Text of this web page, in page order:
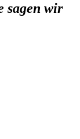
sagen wir